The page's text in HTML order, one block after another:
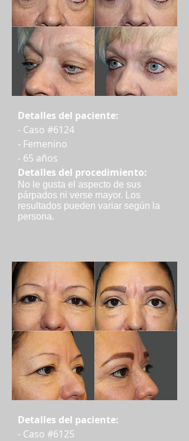
Detalles del paciente:
- Caso #6124
- Femenino
- 65 años
Detalles del procedimiento:
No le gusta el aspecto de sus
párpados ni verse mayor. Los
resultados pueden variar según la
persona.
Detalles del paciente:
- Caso #6125